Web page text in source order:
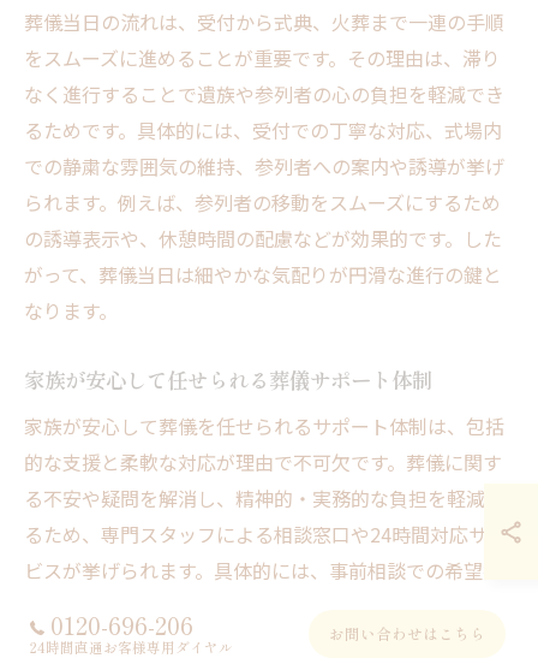
葬儀当日の流れは、受付から式典、火葬まで一連の手順
をスムーズに進めることが重要です。その理由は、滞り
なく進行することで遺族や参列者の心の負担を軽減でき
るためです。具体的には、受付での丁寧な対応、式場内
での静粛な雰囲気の維持、参列者への案内や誘導が挙げ
られます。例えば、参列者の移動をスムーズにするため
の誘導表示や、休憩時間の配慮などが効果的です。した
がって、葬儀当日は細やかな気配りが円滑な進行の鍵と
なります。
家族が安心して任せられる葬儀サポート体制
家族が安心して葬儀を任せられるサポート体制は、包括
的な支援と柔軟な対応が理由で不可欠です。葬儀に関す
る不安や疑問を解消し、精神的・実務的な負担を軽減す
るため、専門スタッフによる相談窓口や24時間対応サー
ビスが挙げられます。具体的には、事前相談での希望把
儀社が理想です。結論として、信頼できるサポート体制
0120-696-206
24時間直通お客様専用ダイヤル
お問い合わせはこちら